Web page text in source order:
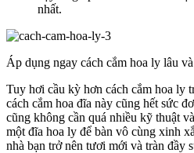
nhất.
Áp dụng ngay cách cắm hoa ly lâu
Tuy hơi cầu kỳ hơn cách cắm hoa ly
cách cắm hoa đĩa này cũng hết sức
cũng không cần quá nhiều kỹ thuật
một đĩa hoa ly để bàn vô cùng xinh
nhà bạn trở nên tươi mới và tràn đầy